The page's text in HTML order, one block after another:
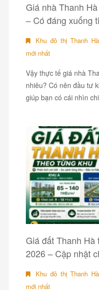
Giá nhà Thanh
– Có đáng xuống
Khu đô thị Thanh
mới nhất
Vậy thực tế giá nhà
nhiêu? Có nên đầu tư
giúp bạn có cái nhìn
Giá đất Thanh
2026 – Cập nhật
Khu đô thị Thanh
mới nhất